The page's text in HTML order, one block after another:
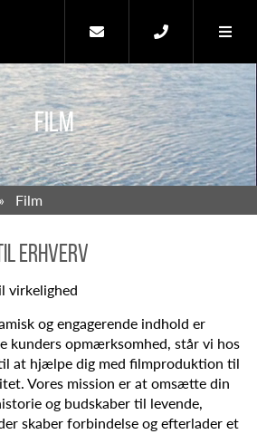
FILM
Film
ERHVERV
virkelighed
og engagerende indhold er
kunders opmærksomhed, står vi hos
at hjælpe dig med filmproduktion til
Vores mission er at omsætte din
og budskaber til levende,
skaber forbindelse og efterlader et